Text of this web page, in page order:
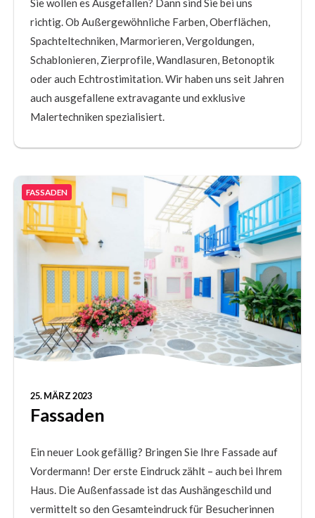
Sie wollen es Ausgefallen? Dann sind Sie bei uns
richtig. Ob Außergewöhnliche Farben, Oberflächen,
Spachteltechniken, Marmorieren, Vergoldungen,
Schablonieren, Zierprofile, Wandlasuren, Betonoptik
oder auch Echtrostimitation. Wir haben uns seit Jahren
auch ausgefallene extravagante und exklusive
Malertechniken spezialisiert.
FASSADEN
25. MÄRZ 2023
Fassaden
Ein neuer Look gefällig? Bringen Sie Ihre Fassade auf
Vordermann! Der erste Eindruck zählt – auch bei Ihrem
Haus. Die Außenfassade ist das Aushängeschild und
vermittelt so den Gesamteindruck für Besucherinnen